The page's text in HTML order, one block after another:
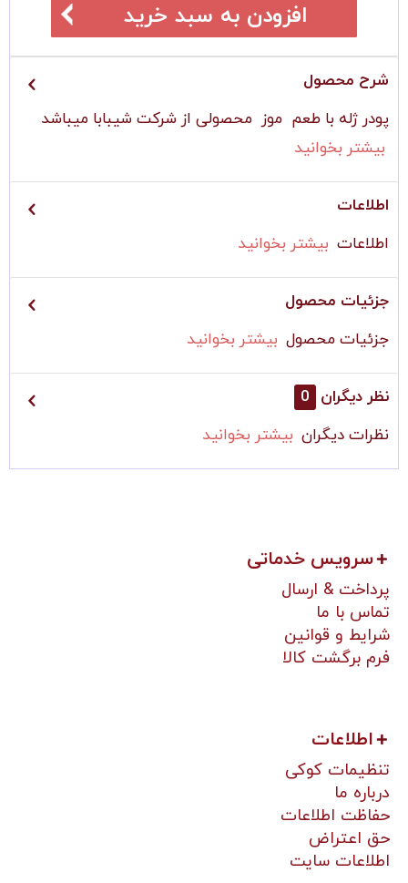
افزودن به سبد خرید
شرح محصول
پودر ژله با طعم موز محصولی از شرکت شیبابا میباشد
بیشتر بخوانید
اطلاعات
اطلاعات بیشتر بخوانید
جزئیات محصول
جزئیات محصول بیشتر بخوانید
نظر دیگران 0
نظرات دیگران بیشتر بخوانید
سرویس خدماتی
پرداخت & ارسال
تماس با ما
شرایط و قوانین
فرم برگشت کالا
اطلاعات
تنظیمات کوکی
درباره ما
حفاظت اطلاعات
حق اعتراض
اطلاعات سایت